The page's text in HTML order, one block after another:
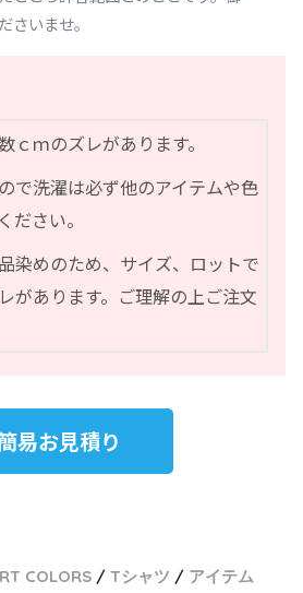
さいませ。
ｃｍのズレがあります。
で洗濯は必ず他のアイテムや色
ださい。
染めのため、サイズ、ロットで
があります。ご理解の上ご注文
易お見積り
COLORS Tシャツ
アイテム